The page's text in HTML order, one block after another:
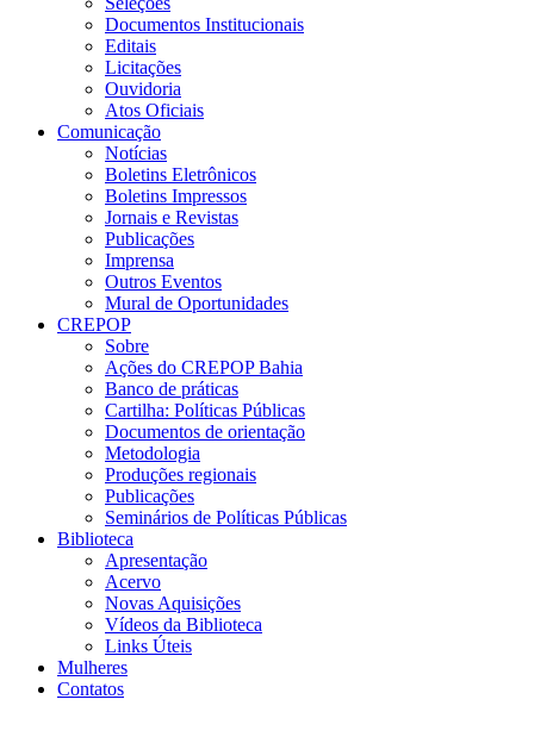
Documentos Institucionais
Editais
Licitações
Ouvidoria
Atos Oficiais
Comunicação
Notícias
Boletins Eletrônicos
Boletins Impressos
Jornais e Revistas
Publicações
Imprensa
Outros Eventos
Mural de Oportunidades
CREPOP
Sobre
Ações do CREPOP Bahia
Banco de práticas
Cartilha: Políticas Públicas
Documentos de orientação
Metodologia
Produções regionais
Publicações
Seminários de Políticas Públicas
Biblioteca
Apresentação
Acervo
Novas Aquisições
Vídeos da Biblioteca
Links Úteis
Mulheres
Contatos